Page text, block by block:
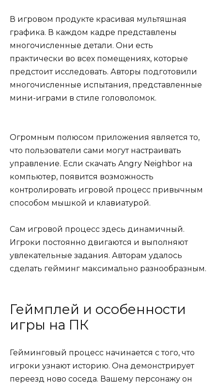
В игровом продукте красивая мультяшная
графика. В каждом кадре представлены
многочисленные детали. Они есть
практически во всех помещениях, которые
предстоит исследовать. Авторы подготовили
многочисленные испытания, представленные
мини-играми в стиле головоломок.
Огромным полюсом приложения является то,
что пользователи сами могут настраивать
управление. Если скачать Angry Neighbor на
компьютер, появится возможность
контролировать игровой процесс привычным
способом мышкой и клавиатурой.
Сам игровой процесс здесь динамичный.
Игроки постоянно двигаются и выполняют
увлекательные задания. Авторам удалось
сделать гейминг максимально разнообразным.
Геймплей и особенности
игры на ПК
Гейминговый процесс начинается с того, что
игроки узнают историю. Она демонстрирует
переезд ново соседа. Вашему персонажу он